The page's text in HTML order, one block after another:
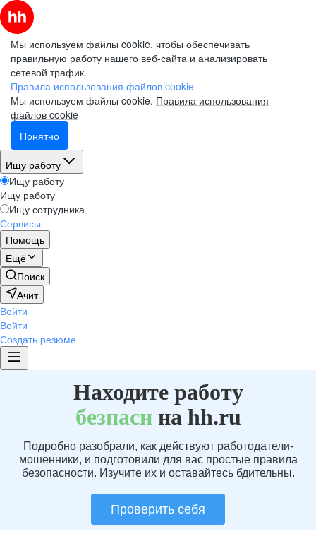
Мы используем файлы cookie, чтобы обеспечивать
правильную работу нашего веб-сайта и анализировать
сетевой трафик.
Правила использования файлов cookie
Мы используем файлы cookie. Правила использования
файлов cookie
Понятно
Ищу работу
Ищу работу
Ищу работу
Ищу сотрудника
Сервисы
Помощь
Ещё
Поиск
Ачит
Войти
Войти
Создать резюме
Находите работу
безпаснна hh.ru
Подробно разобрали, как действуют работодатели-
мошенники, и подготовили для вас простые правила
безопасности. Изучите их и оставайтесь бдительны.
Проверить себя